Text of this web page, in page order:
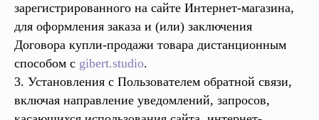
зарегистрированного на сайте Интернет-магазина,
для оформления заказа и (или) заключения
Договора купли-продажи товара дистанционным
способом с gibert.studio.
3. Установления с Пользователем обратной связи,
включая направление уведомлений, запросов,